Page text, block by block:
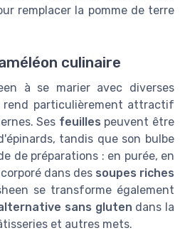
remplacer la pomme de terre
culinaire
à se marier avec diverses
particulièrement attractif
Ses feuilles peuvent être
tandis que son bulbe
de préparations : en purée, en
dans des soupes riches
se transforme également
sans gluten dans la
et autres mets.